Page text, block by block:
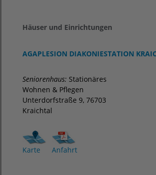
Häuser und Einrichtungen
AGAPLESION DIAKONIESTATION
Seniorenhaus: Stationäres
Wohnen & Pflegen
Unterdorfstraße 9, 76703
Kraichtal
Karte Anfahrt